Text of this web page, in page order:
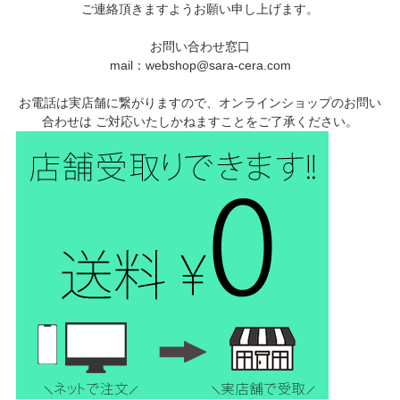
ご連絡頂きますようお願い申し上げます。
お問い合わせ窓口
mail：webshop@sara-cera.com
お電話は実店舗に繋がりますので、オンラインショップのお問い
合わせは ご対応いたしかねますことをご了承ください。